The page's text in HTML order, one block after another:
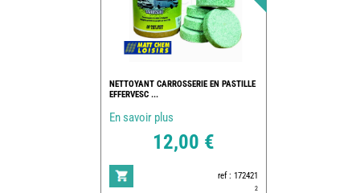
NETTOYANT CARROSSERIE EN PASTILLE
EFFERVESC ...
En savoir plus
12,00 €
ref : 172421
2